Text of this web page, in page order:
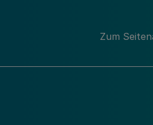
„Mittelstand
Zum